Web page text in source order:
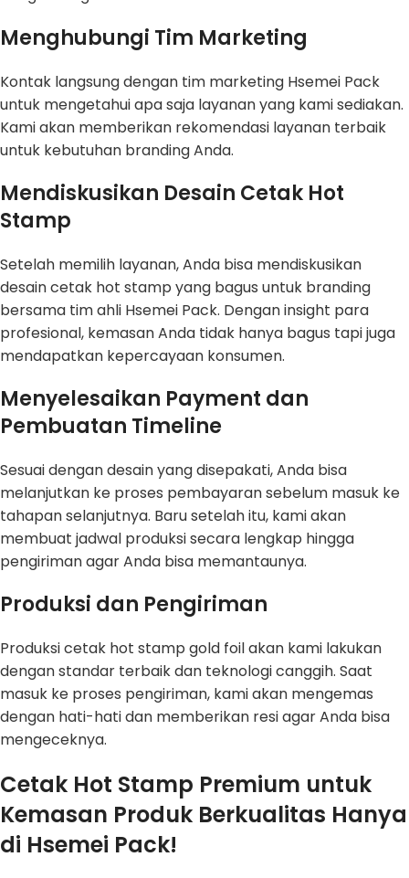
Menghubungi Tim Marketing
Kontak langsung dengan tim marketing Hsemei Pack
untuk mengetahui apa saja layanan yang kami sediakan.
Kami akan memberikan rekomendasi layanan terbaik
untuk kebutuhan branding Anda.
Mendiskusikan Desain Cetak Hot
Stamp
Setelah memilih layanan, Anda bisa mendiskusikan
desain cetak hot stamp yang bagus untuk branding
bersama tim ahli Hsemei Pack. Dengan insight para
profesional, kemasan Anda tidak hanya bagus tapi juga
mendapatkan kepercayaan konsumen.
Menyelesaikan Payment dan
Pembuatan Timeline
Sesuai dengan desain yang disepakati, Anda bisa
melanjutkan ke proses pembayaran sebelum masuk ke
tahapan selanjutnya. Baru setelah itu, kami akan
membuat jadwal produksi secara lengkap hingga
pengiriman agar Anda bisa memantaunya.
Produksi dan Pengiriman
Produksi cetak hot stamp gold foil akan kami lakukan
dengan standar terbaik dan teknologi canggih. Saat
masuk ke proses pengiriman, kami akan mengemas
dengan hati-hati dan memberikan resi agar Anda bisa
mengeceknya.
Cetak Hot Stamp Premium untuk
Kemasan Produk Berkualitas Hanya
di Hsemei Pack!